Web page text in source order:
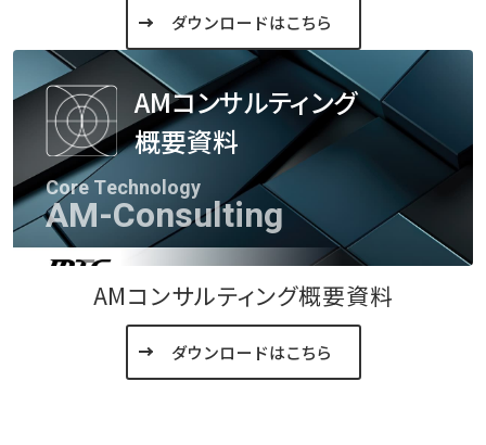
ダウンロードはこちら
AMコンサルティング
概要資料
Core Technology
AM-Consulting
AMコンサルティング概要資料
ダウンロードはこちら